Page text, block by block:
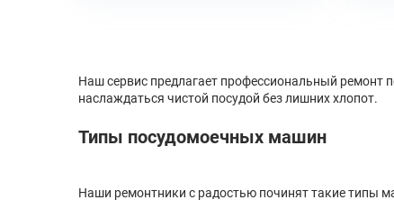
Наш сервис предлагает профессиональный
наслаждаться чистой посудой без лишних хлопот.
Типы посудомоечных машин
Наши ремонтники с радостью починят такие типы